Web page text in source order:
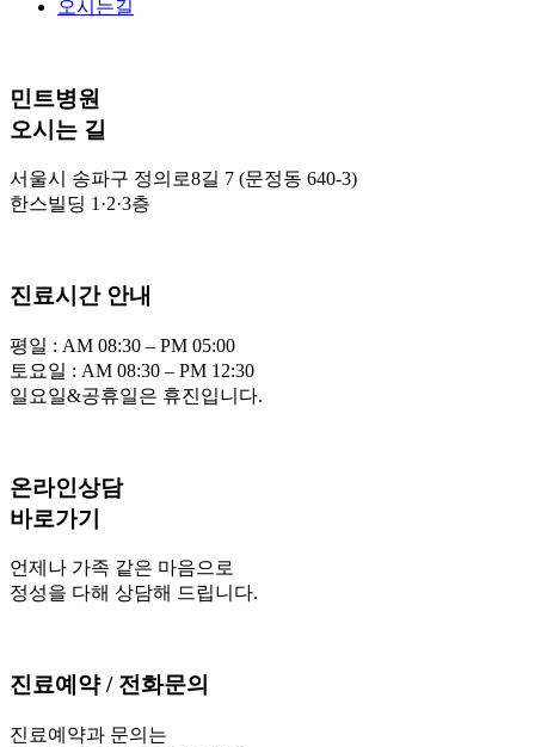
오시는길
민트병원
오시는 길
서울시 송파구 정의로8길 7 (문정동 640-3)
한스빌딩 1·2·3층
진료시간 안내
평일 : AM 08:30 – PM 05:00
토요일 : AM 08:30 – PM 12:30
일요일&공휴일은 휴진입니다.
온라인상담
바로가기
언제나 가족 같은 마음으로
정성을 다해 상담해 드립니다.
진료예약 / 전화문의
진료예약과 문의는